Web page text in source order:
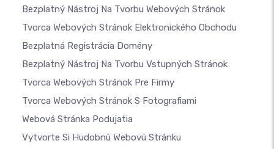
Bezplatný Nástroj Na Tvorbu Webových Stránok
Tvorca Webových Stránok Elektronického Obchodu
Bezplatná Registrácia Domény
Bezplatný Nástroj Na Tvorbu Vstupných Stránok
Tvorca Webových Stránok Pre Firmy
Tvorca Webových Stránok S Fotografiami
Webová Stránka Podujatia
Vytvorte Si Hudobnú Webovú Stránku